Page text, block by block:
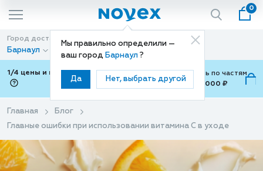
Мы правильно определили —
ваш город Барнаул ?
Да Нет, выбрать другой
0
Город доставки
Барнаул
Способ доставки
Доставка
1/4 цены и покупки ваши с Подели
Можно оплатить по частям
от 700 ₽ до 15,000 ₽
Главная
Блог
Главные ошибки при использовании витамина C в уходе